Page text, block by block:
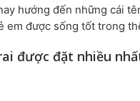
hướng đến những cái
em được sống tốt trong
được đặt nhiều